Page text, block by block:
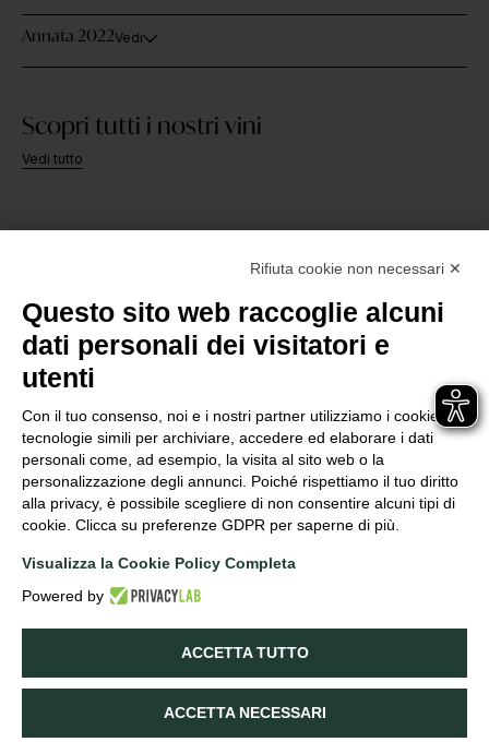
Annata 2022Vedi
Scopri tutti i nostri vini
Vedi tutto
Vigneti
SOC. AGRICOLA F.LLI TEDESCHI SRL | P.IVA 00559980230
info@tedeschiwines.com
+(39) 045 7701487
Partners e Sostenibilità
Rifiuta cookie non necessari ✕
Questo sito web raccoglie alcuni
dati personali dei visitatori e
utenti
Con il tuo consenso, noi e i nostri partner utilizziamo i cookie e
tecnologie simili per archiviare, accedere ed elaborare i dati
personali come, ad esempio, la visita al sito web o la
personalizzazione degli annunci. Poiché rispettiamo il tuo diritto
alla privacy, è possibile scegliere di non consentire alcuni tipi di
cookie. Clicca su preferenze GDPR per saperne di più.
Visualizza la Cookie Policy Completa
Powered by
ACCETTA TUTTO
ACCETTA NECESSARI